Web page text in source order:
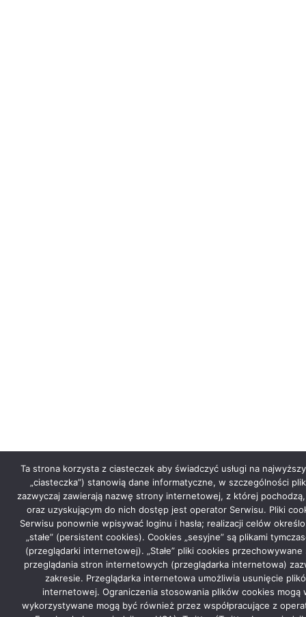
Ta strona korzysta z ciasteczek aby świadczyć usługi na
„ciasteczka”) stanowią dane informatyczne, w szczególności
zazwyczaj zawierają nazwę strony internetowej, z której
oraz uzyskującym do nich dostęp jest operator Serwisu. Pliki
Serwisu ponownie wpisywać loginu i hasła; realizacji celów
„stałe” (persistent cookies). Cookies „sesyjne” są plikami
(przeglądarki internetowej). „Stałe” pliki cookies
przeglądania stron internetowych (przeglądarka internetowa)
zakresie. Przeglądarka internetowa umożliwia usunięcie
internetowej. Ograniczenia stosowania plików cookies
wykorzystywane mogą być również przez współpracujące z